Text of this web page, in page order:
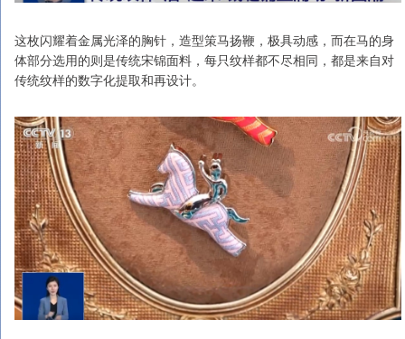
这枚闪耀着金属光泽的胸针，造型策马扬鞭，极具动感，而在马的身
体部分选用的则是传统宋锦面料，每只纹样都不尽相同，都是来自对
传统纹样的数字化提取和再设计。